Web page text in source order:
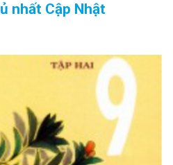
nhất Cập Nhật